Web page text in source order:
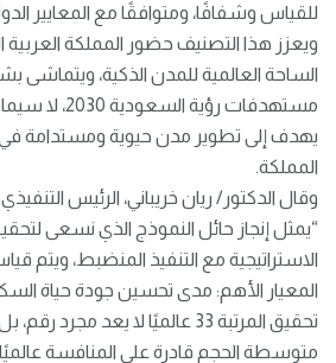
للقياس وشفافًا، ومتوافقًا مع المعايير
ويعزز هذا التصنيف حضور المملكة العربية
الساحة العالمية للمدن الذكية،
مستهدفات رؤية
يهدف إلى تطوير مدن حيوية ومستدامة
المملكة.
“يمثل إنجاز حائل النموذج الذي نسعى
الاستراتيجية مع التنفيذ المنضبط، ويتم
المعيار الأهم: مدى تحسين جودة حياة
تحقيق المرتبة 33 عالميًا لا يعد
متوسطة الحجم قادرة على المنافسة عالميًا